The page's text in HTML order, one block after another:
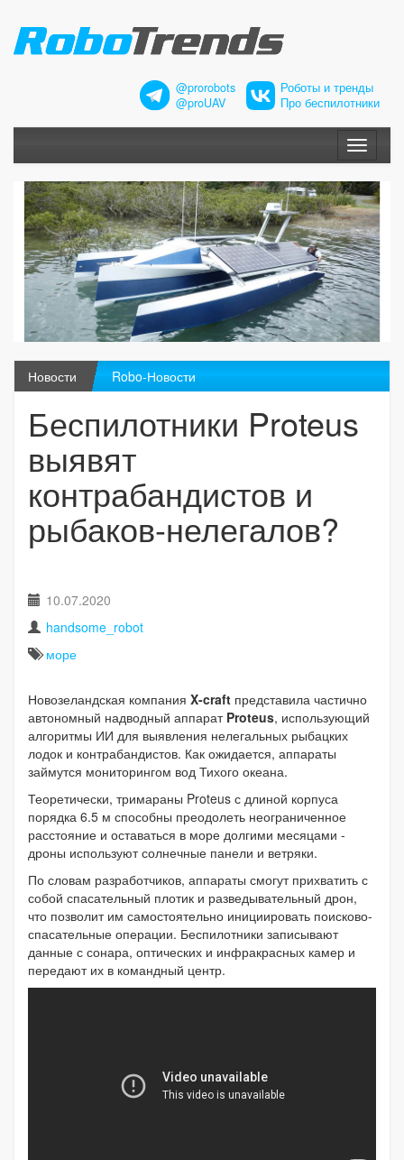
@prorobots
@proUAV
Роботы и тренды
Про беспилотники
Меню
Новости Robo-Новости
Беспилотники Proteus
выявят
контрабандистов и
рыбаков-нелегалов?
10.07.2020
handsome_robot
море
Новозеландская компания X-craft представила частично
автономный надводный аппарат Proteus, использующий
алгоритмы ИИ для выявления нелегальных рыбацких
лодок и контрабандистов. Как ожидается, аппараты
займутся мониторингом вод Тихого океана.
Теоретически, тримараны Proteus с длиной корпуса
порядка 6.5 м способны преодолеть неограниченное
расстояние и оставаться в море долгими месяцами -
дроны используют солнечные панели и ветряки.
По словам разработчиков, аппараты смогут прихватить с
собой спасательный плотик и разведывательный дрон,
что позволит им самостоятельно инициировать поисково-
спасательные операции. Беспилотники записывают
данные с сонара, оптических и инфракрасных камер и
передают их в командный центр.